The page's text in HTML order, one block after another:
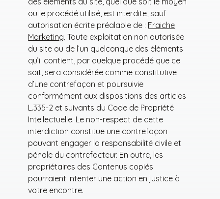
ou le procédé utilisé, est interdite, sauf
autorisation écrite préalable de : Fraiche
Marketing. Toute exploitation non autorisée
du site ou de l’un quelconque des éléments
qu’il contient, par quelque procédé que ce
soit, sera considérée comme constitutive
d’une contrefaçon et poursuivie
conformément aux dispositions des articles
L.335-2 et suivants du Code de Propriété
Intellectuelle. Le non-respect de cette
interdiction constitue une contrefaçon
pouvant engager la responsabilité civile et
pénale du contrefacteur. En outre, les
propriétaires des Contenus copiés
pourraient intenter une action en justice à
votre encontre.